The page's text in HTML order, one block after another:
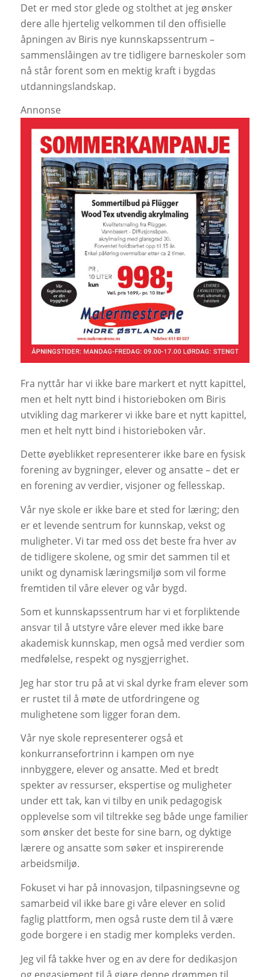
Det er med stor glede og stolthet at jeg ønsker
dere alle hjertelig velkommen til den offisielle
åpningen av Biris nye kunnskapssentrum –
sammenslåingen av tre tidligere barneskoler som
nå står forent som en mektig kraft i bygdas
utdanningslandskap.
Annonse
Fra nyttår har vi ikke bare markert et nytt kapittel,
men et helt nytt bind i historieboken om Biris
utvikling dag markerer vi ikke bare et nytt kapittel,
men et helt nytt bind i historieboken vår.
Dette øyeblikket representerer ikke bare en fysisk
forening av bygninger, elever og ansatte – det er
en forening av verdier, visjoner og fellesskap.
Vår nye skole er ikke bare et sted for læring; den
er et levende sentrum for kunnskap, vekst og
muligheter. Vi tar med oss det beste fra hver av
de tidligere skolene, og smir det sammen til et
unikt og dynamisk læringsmiljø som vil forme
fremtiden til våre elever og vår bygd.
Som et kunnskapssentrum har vi et forpliktende
ansvar til å utstyre våre elever med ikke bare
akademisk kunnskap, men også med verdier som
medfølelse, respekt og nysgjerrighet.
Jeg har stor tru på at vi skal dyrke fram elever som
er rustet til å møte de utfordringene og
mulighetene som ligger foran dem.
Vår nye skole representerer også et
konkurransefortrinn i kampen om nye
innbyggere, elever og ansatte. Med et bredt
spekter av ressurser, ekspertise og muligheter
under ett tak, kan vi tilby en unik pedagogisk
opplevelse som vil tiltrekke seg både unge familier
som ønsker det beste for sine barn, og dyktige
lærere og ansatte som søker et inspirerende
arbeidsmiljø.
Fokuset vi har på innovasjon, tilpasningsevne og
samarbeid vil ikke bare gi våre elever en solid
faglig plattform, men også ruste dem til å være
gode borgere i en stadig mer kompleks verden.
Jeg vil få takke hver og en av dere for dedikasjon